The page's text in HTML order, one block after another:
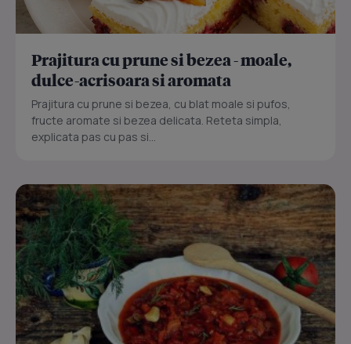
Prajitura cu prune si bezea - moale,
dulce-acrisoara si aromata
Prajitura cu prune si bezea, cu blat moale si pufos,
fructe aromate si bezea delicata. Reteta simpla,
explicata pas cu pas si...